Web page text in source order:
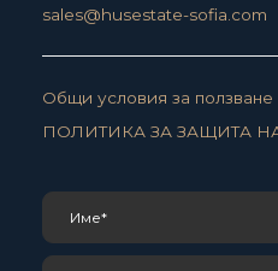
sales@husestate-sofia.com
Общи условия за ползване
ПОЛИТИКА ЗА ЗАЩИТА